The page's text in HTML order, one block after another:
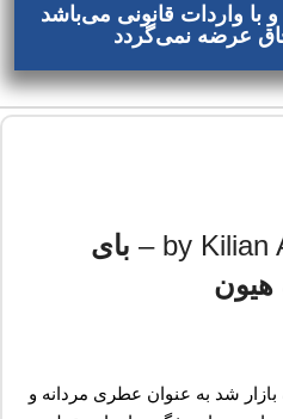
با واردات قانونی می‌باشد
عرضه نمی‌گردد
by Kilian
بای
در سال ۲۰۰۷ روانه بازار شد به عنوان عطری مردانه و